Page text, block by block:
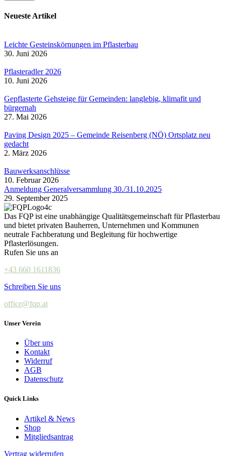
Neueste Artikel
Leichte Gesteinskörnungen im Pflasterbau
30. Juni 2026
Pflasteradler 2026
10. Juni 2026
Gepflasterte Gehsteige für Gemeinden: langlebig, klimafit und
bürgernah
27. Mai 2026
Paving Design 2025 – Gemeinde Reisenberg (NÖ) Ortsplatz neu
gedacht
2. März 2026
Bauwerksanschlüsse
10. Februar 2026
Anmeldung Generalversammlung 30./31.10.2025
29. September 2025
Das FQP ist eine unabhängige Qualitätsgemeinschaft für Pflasterbau
und bietet privaten Bauherren, Unternehmen und Kommunen
neutrale Fachberatung und Begleitung für hochwertige
Pflasterlösungen.
Rufen Sie uns an
+43 660 1611836
Schreiben Sie uns
office@fqp.at
Unser Verein
Über uns
Kontakt
Widerruf
AGB
Datenschutz
Quick Links
Artikel & News
Shop
Mitgliedsantrag
Vertrag widerrufen